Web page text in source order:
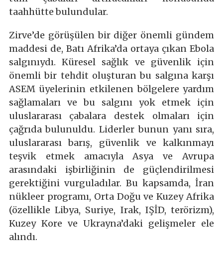
taahhütte bulundular.
Zirve’de görüşülen bir diğer önemli gündem
maddesi de, Batı Afrika’da ortaya çıkan Ebola
salgınıydı. Küresel sağlık ve güvenlik için
önemli bir tehdit oluşturan bu salgına karşı
ASEM üyelerinin etkilenen bölgelere yardım
sağlamaları ve bu salgını yok etmek için
uluslararası çabalara destek olmaları için
çağrıda bulunuldu. Liderler bunun yanı sıra,
uluslararası barış, güvenlik ve kalkınmayı
teşvik etmek amacıyla Asya ve Avrupa
arasındaki işbirliğinin de güçlendirilmesi
gerektiğini vurguladılar. Bu kapsamda, İran
nükleer programı, Orta Doğu ve Kuzey Afrika
(özellikle Libya, Suriye, Irak, IŞİD, terörizm),
Kuzey Kore ve Ukrayna’daki gelişmeler ele
alındı.